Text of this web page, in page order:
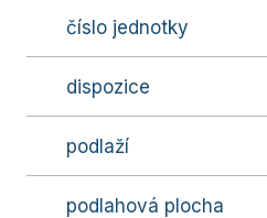
číslo jednotky
dispozice
podlaží
podlahová plocha